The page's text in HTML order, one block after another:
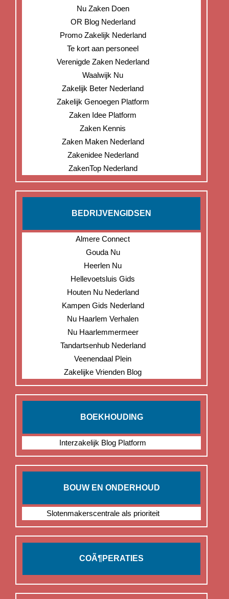
Nu Zaken Doen
OR Blog Nederland
Promo Zakelijk Nederland
Te kort aan personeel
Verenigde Zaken Nederland
Waalwijk Nu
Zakelijk Beter Nederland
Zakelijk Genoegen Platform
Zaken Idee Platform
Zaken Kennis
Zaken Maken Nederland
Zakenidee Nederland
ZakenTop Nederland
BEDRIJVENGIDSEN
Almere Connect
Gouda Nu
Heerlen Nu
Hellevoetsluis Gids
Houten Nu Nederland
Kampen Gids Nederland
Nu Haarlem Verhalen
Nu Haarlemmermeer
Tandartsenhub Nederland
Veenendaal Plein
Zakelijke Vrienden Blog
BOEKHOUDING
Interzakelijk Blog Platform
BOUW EN ONDERHOUD
Slotenmakerscentrale als prioriteit
COÃ¶PERATIES